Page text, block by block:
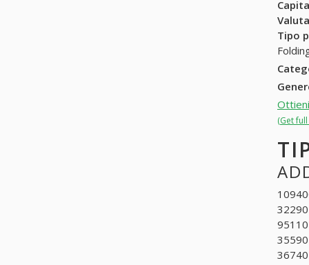
Tipo
(Get